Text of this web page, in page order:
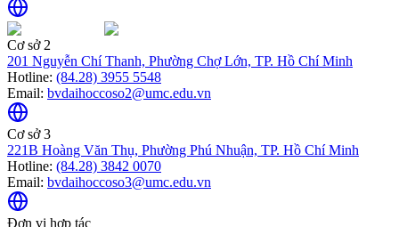
Cơ sở 2
201 Nguyễn Chí Thanh, Phường Chợ Lớn, TP. Hồ Chí Minh
Hotline: (84.28) 3955 5548
Email: bvdaihoccoso2@umc.edu.vn
Cơ sở 3
221B Hoàng Văn Thụ, Phường Phú Nhuận, TP. Hồ Chí Minh
Hotline: (84.28) 3842 0070
Email: bvdaihoccoso3@umc.edu.vn
Đơn vị hợp tác